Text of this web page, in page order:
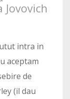
intra in
aceptam
de
(il dau